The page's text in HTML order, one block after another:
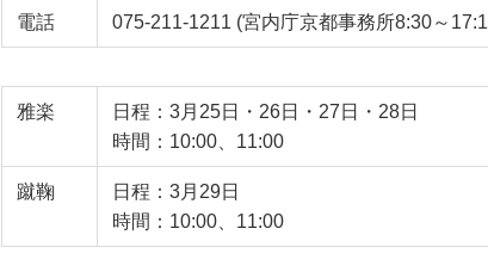
電話 075-211-1211 (宮内庁京都事務所8:30～
雅楽
日程：3月25日・26日・27日・28日
時間：10:00、11:00
蹴鞠
日程：3月29日
時間：10:00、11:00